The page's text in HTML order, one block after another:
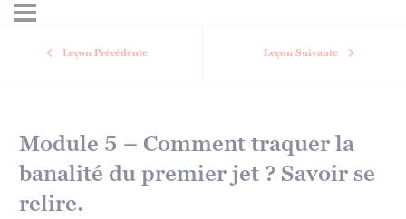
Leçon Précédente Leçon Suivante
Module 5 – Comment traquer la
banalité du premier jet ? Savoir se
relire.